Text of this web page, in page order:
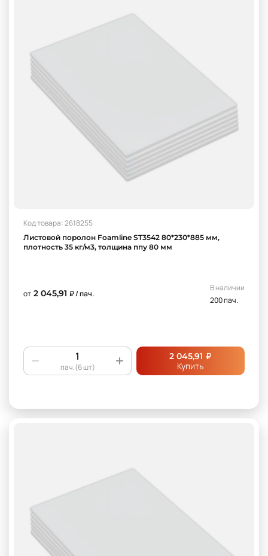
Код товара: 2618255
Листовой поролон Foamline ST3542 80*230*885 мм,
плотность 35 кг/м3, толщина ппу 80 мм
от 2 045,91 ₽ / пач.
В наличии
200 пач.
пач.(6 шт)
2 045,91 ₽
Купить